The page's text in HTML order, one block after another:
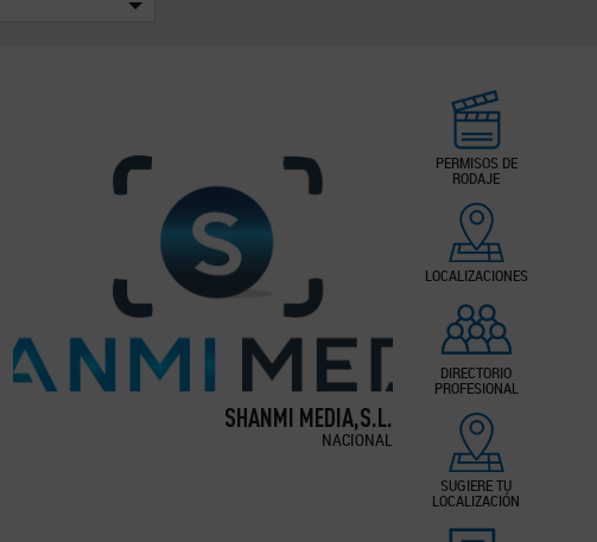
PERMISOS DE
RODAJE
LOCALIZACIONES
DIRECTORIO
PROFESIONAL
SUGIERE TU
LOCALIZACIÓN
SHANMI MEDIA,S.L.
NACIONAL